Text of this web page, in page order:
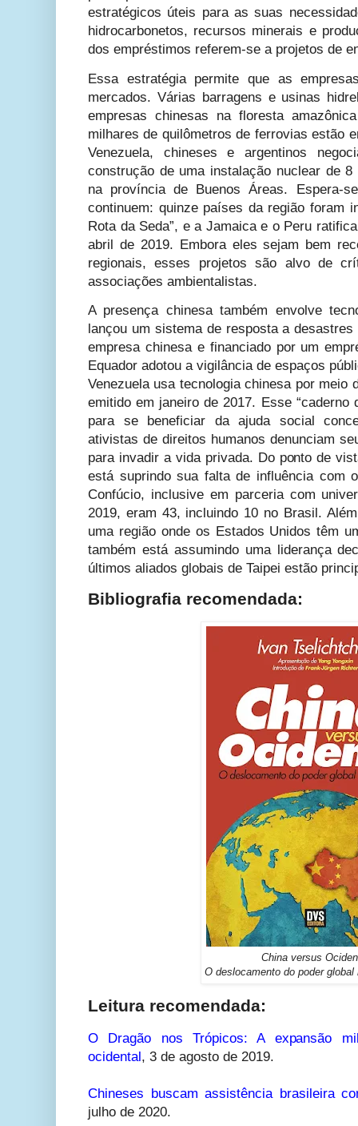
estratégicos úteis para as suas
hidrocarbonetos, recursos minerais e
dos empréstimos referem-se a projetos de
Essa estratégia permite que as
mercados. Várias barragens e usinas
empresas chinesas na floresta
milhares de quilômetros de ferrovias estão
Venezuela, chineses e argentinos
construção de uma instalação nuclear de
na província de Buenos Áreas. Espera-
continuem: quinze países da região foram
Rota da Seda”, e a Jamaica e o Peru
abril de 2019. Embora eles sejam bem
regionais, esses projetos são alvo de
associações ambientalistas.
A presença chinesa também envolve
lançou um sistema de resposta a
empresa chinesa e financiado por um
Equador adotou a vigilância de espaços
Venezuela usa tecnologia chinesa por meio
emitido em janeiro de 2017. Esse “caderno
para se beneficiar da ajuda social
ativistas de direitos humanos denunciam
para invadir a vida privada. Do ponto de
está suprindo sua falta de influência com
Confúcio, inclusive em parceria com
2019, eram 43, incluindo 10 no Brasil.
uma região onde os Estados Unidos têm
também está assumindo uma liderança
últimos aliados globais de Taipei estão
Bibliografia recomendada:
China versus
O deslocamento do poder
Leitura recomendada:
O Dragão nos Trópicos: A expansão
ocidental, 3 de agosto de 2019.
Chineses buscam assistência brasileira
julho de 2020.